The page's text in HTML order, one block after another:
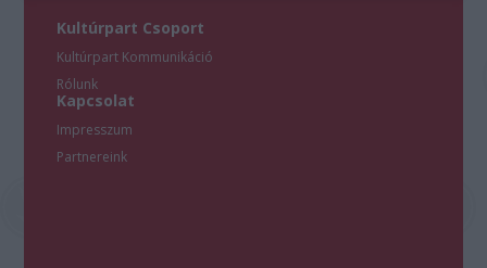
Kultúrpart Csoport
Kultúrpart Kommunikáció
Rólunk
Kapcsolat
Impresszum
Partnereink